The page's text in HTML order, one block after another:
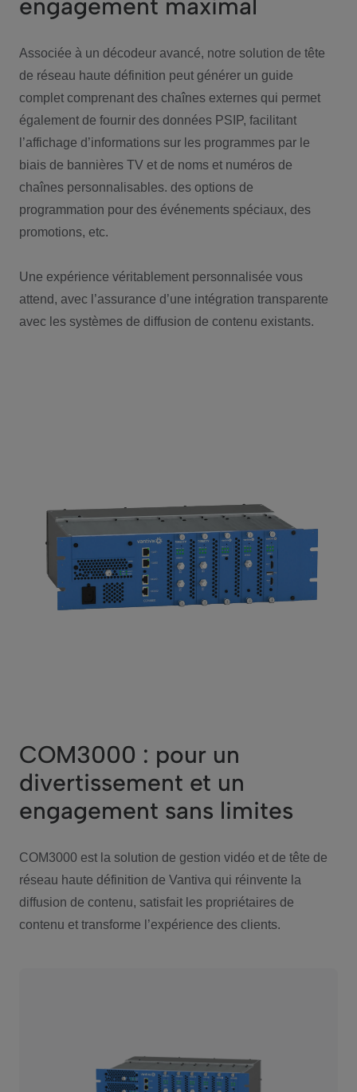
Associée à un décodeur avancé, notre solution de tête
de réseau haute définition peut générer un guide
complet comprenant des chaînes externes qui permet
également de fournir des données PSIP, facilitant
l’affichage d’informations sur les programmes par le
biais de bannières TV et de noms et numéros de
chaînes personnalisables. des options de
programmation pour des événements spéciaux, des
promotions, etc.
Une expérience véritablement personnalisée vous
attend, avec l’assurance d’une intégration transparente
avec les systèmes de diffusion de contenu existants.
COM3000 : pour un
divertissement et un
engagement sans limites
COM3000 est la solution de gestion vidéo et de tête de
réseau haute définition de Vantiva qui réinvente la
diffusion de contenu, satisfait les propriétaires de
contenu et transforme l’expérience des clients.